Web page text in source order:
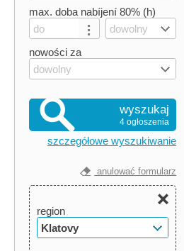
max. doba nabíjení 80% (h)
dowolny
nowości za
dowolny
wyszukaj
4 ogłoszenia
szczegółowe wyszukiwanie
anulować formularz
region
Klatovy